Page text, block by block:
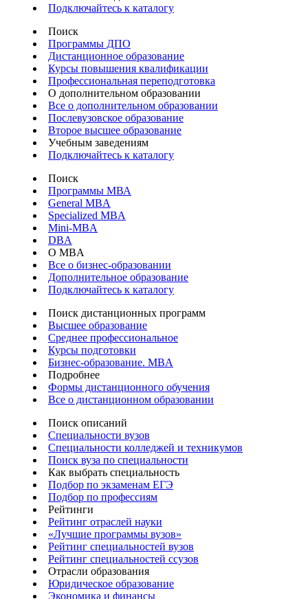
Подключайтесь к каталогу
Поиск
Программы ДПО
Дистанционное образование
Курсы повышения квалификации
Профессиональная переподготовка
О дополнительном образовании
Все о дополнительном образовании
Послевузовское образование
Второе высшее образование
Учебным заведениям
Подключайтесь к каталогу
Поиск
Программы МВА
General MBA
Specialized MBA
Mini-MBA
DBA
О MBA
Все о бизнес-образовании
Дополнительное образование
Подключайтесь к каталогу
Поиск дистанционных программ
Высшее образование
Среднее профессиональное
Курсы подготовки
Бизнес-образование. MBA
Подробнее
Формы дистанционного обучения
Все о дистанционном образовании
Поиск описаний
Специальности вузов
Специальности колледжей и техникумов
Поиск вуза по специальности
Как выбрать специальность
Подбор по экзаменам ЕГЭ
Подбор по профессиям
Рейтинги
Рейтинг отраслей науки
«Лучшие программы вузов»
Рейтинг специальностей вузов
Рейтинг специальностей ссузов
Отрасли образования
Юридическое образование
Экономика и финансы